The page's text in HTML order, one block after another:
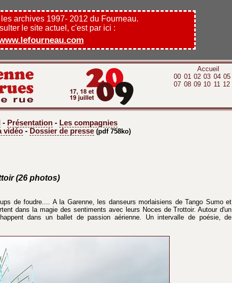
archives 1997- 2012 du Fourneau.
le site actuel, c'est par ici :
Accueil
00 01 02 03 04 05
07 08 09 10 11 12
- Présentation- Les compagnies
vidéo- Dossier de presse (pdf 758ko)
(26 photos)
de foudre.... A la Garenne, les danseurs morlaisiens de Tango Sumo et
dans la magie des sentiments avec leurs Noces de Trottoir. Autour d'un
dans un ballet de passion aérienne. Un intervalle de poésie, de